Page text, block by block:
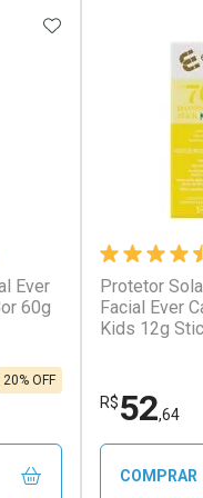
Ativar
Por R$
Por R$
Ever
60g
20% OFF
ADICIONAR AOS
Protetor
Facial Ever
Kids 12g
R$52,64
COMPRAR